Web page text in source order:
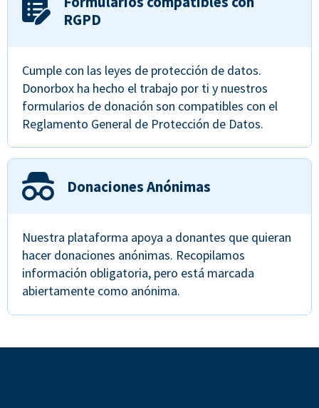
RGPD
Cumple con las leyes de protección de datos.
Donorbox ha hecho el trabajo por ti y nuestros
formularios de donación son compatibles con el
Reglamento General de Protección de Datos.
Donaciones Anónimas
Nuestra plataforma apoya a donantes que quieran
hacer donaciones anónimas. Recopilamos
información obligatoria, pero está marcada
abiertamente como anónima.